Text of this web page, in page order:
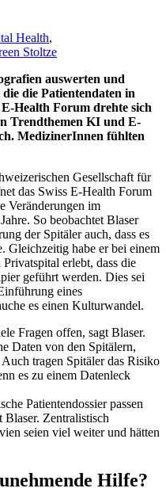
Health,
Stoltze
auswerten und
die Patientendaten in
Health Forum drehte sich
Trendthemen KI und E-
MedizinerInnen fühlten
Gesellschaft für
das Swiss E-Health Forum
Veränderungen im
So beobachtet Blaser
der Spitäler auch, dass es
Gleichzeitig habe er bei einem
erlebt, dass die
geführt werden. Dies sei
eines
es einen Kulturwandel.
Fragen offen, sagt Blaser.
Daten von den Spitälern,
tragen Spitäler das Risiko
es zu einem Datenleck
Patientendossier passen
Blaser. Zentralistisch
seien viel weiter und hätten
Hilfe?